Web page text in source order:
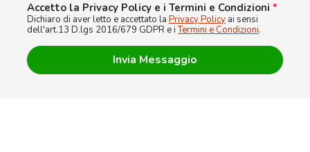
Accetto la Privacy Policy e i Termini e Condizioni *
Dichiaro di aver letto e accettato la Privacy Policy ai sensi
dell'art.13 D.lgs 2016/679 GDPR e iTermini e Condizioni.